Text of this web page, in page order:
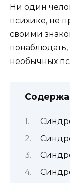
Ни один
психике, не
своими
понаблюдать,
необычных